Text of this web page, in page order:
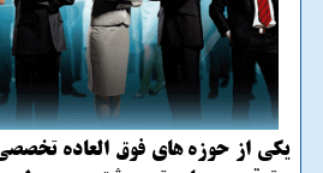
یكی از حوزه های فوق العاده تخصصی